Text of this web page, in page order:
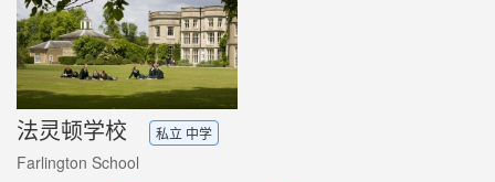
法灵顿学校 私立 中学
Farlington School